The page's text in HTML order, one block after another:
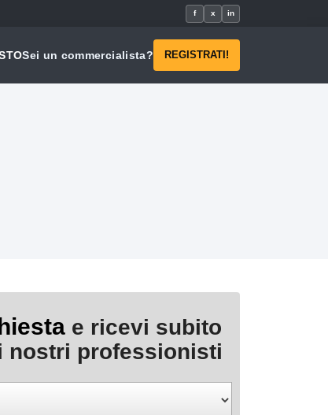
f x in
Sei un commercialista? REGISTRATI!
e ricevi subito
nostri professionisti